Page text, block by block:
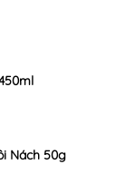
Nách 50g